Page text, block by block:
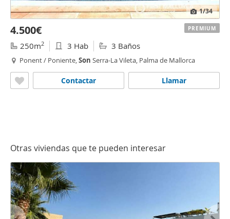
1/34
4.500€
250m2 3 Hab 3 Baños
Ponent / Poniente,Son Serra-La Vileta, Palma de Mallorca
Llamar
Contactar
PREMIUM
Otras viviendas que te pueden interesar